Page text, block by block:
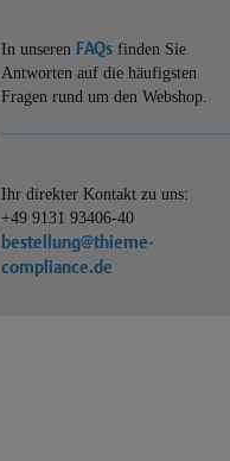
In unseren FAQs finden Sie
Antworten auf die häufigsten
Fragen rund um den Webshop.
Ihr direkter Kontakt zu uns:
+49 9131 93406-40
bestellung@thieme-
compliance.de